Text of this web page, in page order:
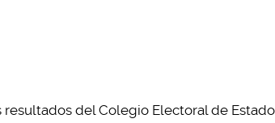
resultados del Colegio Electoral de